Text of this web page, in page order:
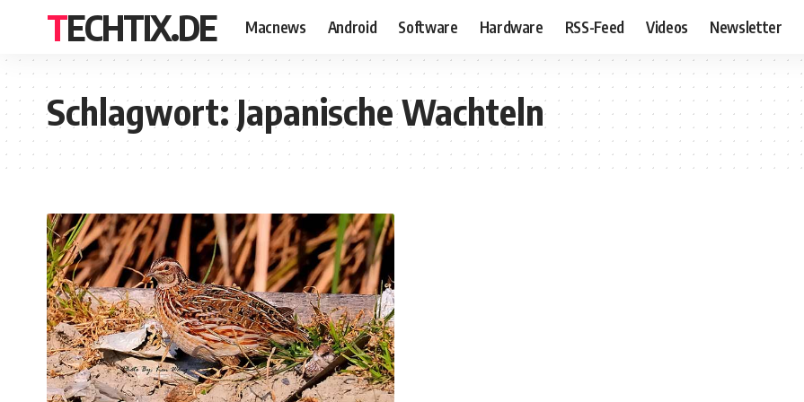
TECHTIX.DE Macnews Android Software Hardware RSS-Feed Videos Newsletter
Schlagwort:Japanische Wachteln